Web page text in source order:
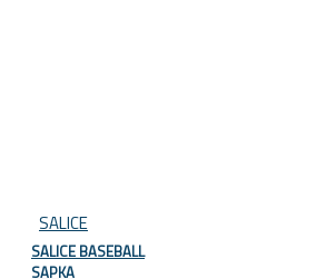
SALICE
SALICE BASEBALL
SAPKA